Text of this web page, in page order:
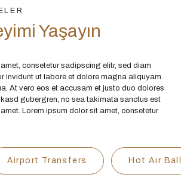
Yaşayın
consetetur sadipscing elitr, sed diam
invidunt ut labore et dolore magna aliquyam
At vero eos et accusam et justo duo dolores
gubergren, no sea takimata sanctus est
Lorem ipsum dolor sit amet, consetetur
Airport Transfers Hot Air